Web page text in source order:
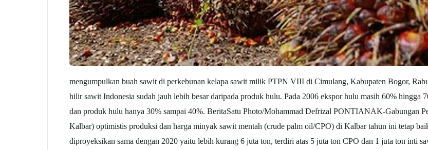
mengumpulkan buah sawit di perkebunan kelapa sawit milik PTPN VIII di Cimulang, Kabupaten Bogor,
hilir sawit Indonesia sudah jauh lebih besar daripada produk hulu. Pada 2006 ekspor hulu masih 60%
dan produk hulu hanya 30% sampai 40%. BeritaSatu Photo/Mohammad Defrizal PONTIANAK-Gabungan
Kalbar) optimistis produksi dan harga minyak sawit mentah (crude palm oil/CPO) di Kalbar tahun ini tetap
diproyeksikan sama dengan 2020 yaitu lebih kurang 6 juta ton, terdiri atas 5 juta ton CPO dan 1 juta ton inti